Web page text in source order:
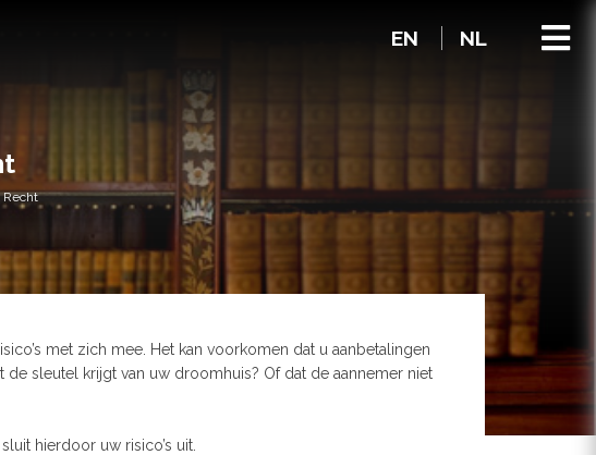
EN NL
met zich mee. Het kan voorkomen dat u aanbetalingen
sleutel krijgt van uw droomhuis? Of dat de aannemer niet
hierdoor uw risico’s uit.